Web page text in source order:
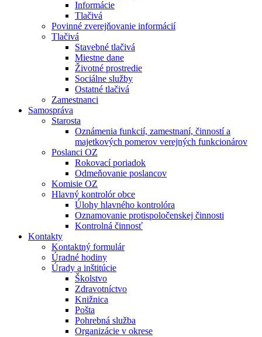
Informácie
Tlačivá
Povinné zverejňovanie informácií
Tlačivá
Stavebné tlačivá
Miestne dane
Životné prostredie
Sociálne služby
Ostatné tlačivá
Zamestnanci
Samospráva
Starosta
Oznámenia funkcií, zamestnaní, činností a
majetkových pomerov verejných funkcionárov
Poslanci OZ
Rokovací poriadok
Odmeňovanie poslancov
Komisie OZ
Hlavný kontrolór obce
Úlohy hlavného kontrolóra
Oznamovanie protispoločenskej činnosti
Kontrolná činnosť
Kontakty
Kontaktný formulár
Úradné hodiny
Úrady a inštitúcie
Školstvo
Zdravotníctvo
Knižnica
Pošta
Pohrebná služba
Organizácie v okrese